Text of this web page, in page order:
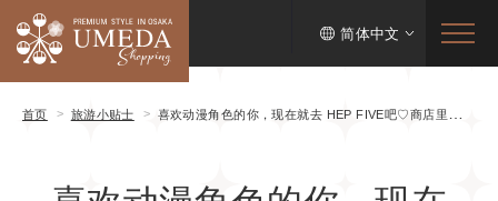
简体中文
首页 旅游小贴士 喜欢动漫角色的你，现在就去 HEP FIVE吧♡商店里找到的流行周边特辑！